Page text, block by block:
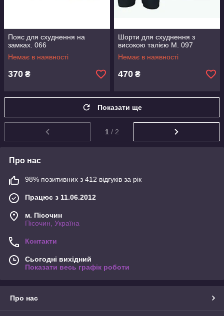
Пояс для схуднення на
замках. 066
Немає в наявності
370 ₴
Шорти для схуднення з
високою талією М. 097
Немає в наявності
470 ₴
Показати ще
1 / 2
Про нас
98% позитивних з 412 відгуків за рік
Працює з 11.06.2012
м. Пісочин
Пісочин, Україна
Контакти
Сьогодні вихідний
Показати весь графік роботи
Про нас